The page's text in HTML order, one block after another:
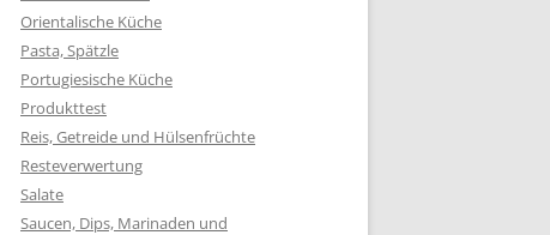
Orientalische Küche
Pasta, Spätzle
Portugiesische Küche
Produkttest
Reis, Getreide und Hülsenfrüchte
Resteverwertung
Salate
Saucen, Dips, Marinaden und